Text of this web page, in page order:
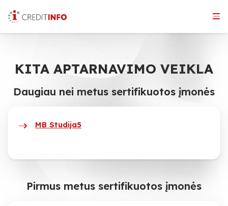
the
KITA APTARNAVIMO VEIKLA
Daugiau nei metus sertifikuotos įmonės
MB Studija5
Pirmus metus sertifikuotos įmonės